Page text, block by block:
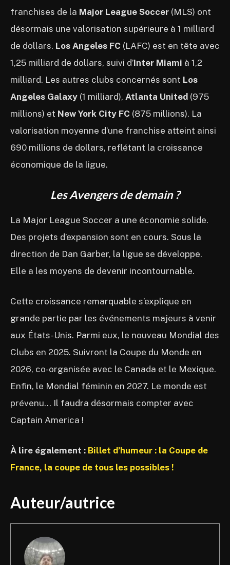
franchises de la Major League Soccer (MLS) ont
désormais une valorisation supérieure à 1 milliard
de dollars. Los Angeles FC (LAFC) est en tête avec
1,25 milliard de dollars, suivi d’Inter Miami à 1,2
milliard. Les autres clubs concernés sont Los
Angeles Galaxy (1 milliard), Atlanta United (975
millions) et New York City FC (875 millions). La
valorisation moyenne d’une franchise atteint ainsi
690 millions de dollars, reflétant la croissance
économique de la ligue.
Les Avengers de demain ?
La Major League Soccer a une économie solide.
Des projets d’expansion sont en cours. Sous la
direction de Dan Garber, la ligue se développe.
Elle a les moyens de devenir incontournable.
Cette croissance remarquable s’explique en
grande partie par les événements majeurs à venir
aux États-Unis. Parmi eux, le nouveau Mondial des
Clubs en 2025. Suivront la Coupe du Monde en
2026, co-organisée avec le Canada et le Mexique.
Enfin, le Mondial féminin en 2027. Le monde est
prévenu… Il faudra désormais compter avec
Captain America !
À lire également : Billet d’humeur : la Coupe de
France, la coupe de tous les possibles !
Auteur/autrice